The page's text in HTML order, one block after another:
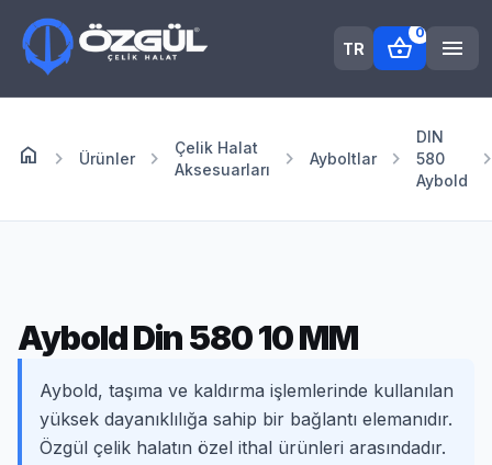
TR shopping_basket
0
menu
home Anasayfa
chevron_right Ürünler chevron_right
Çelik Halat
Aksesuarları
chevron_right Ayboltlar chevron_right
DIN
580
Aybold
Aybold Din 580 10 MM
Aybold, taşıma ve kaldırma işlemlerinde kullanılan
yüksek dayanıklılığa sahip bir bağlantı elemanıdır.
Özgül çelik halatın özel ithal ürünleri arasındadır.